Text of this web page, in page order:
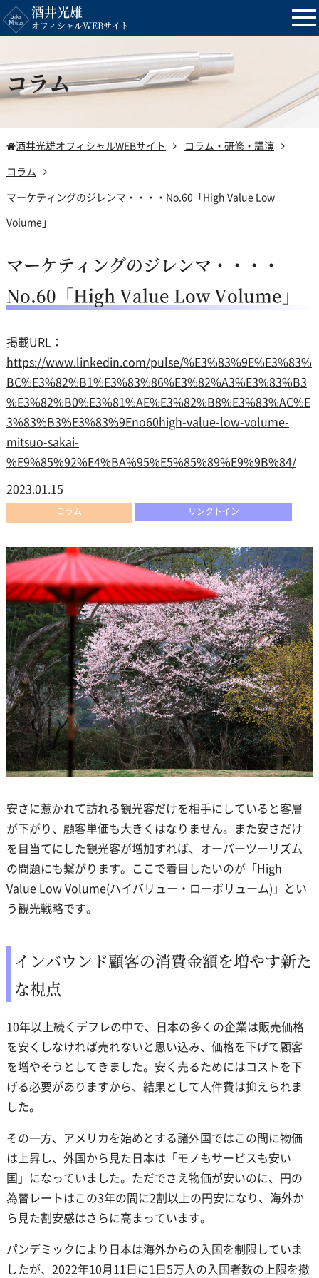
酒井光雄
オフィシャルWEBサイト
コラム
酒井光雄オフィシャルWEBサイト
コラム・研修・講演
コラム
マーケティングのジレンマ・・・・No.60「High Value Low
Volume」
マーケティングのジレンマ・・・・
No.60「High Value Low Volume」
掲載URL：
https://www.linkedin.com/pulse/%E3%83%9E%E3%83%
BC%E3%82%B1%E3%83%86%E3%82%A3%E3%83%B3
%E3%82%B0%E3%81%AE%E3%82%B8%E3%83%AC%E
3%83%B3%E3%83%9Eno60high-value-low-volume-
mitsuo-sakai-
%E9%85%92%E4%BA%95%E5%85%89%E9%9B%84/
2023.01.15
コラム リンクトイン
安さに惹かれて訪れる観光客だけを相手にしていると客層
が下がり、顧客単価も大きくはなりません。また安さだけ
を目当てにした観光客が増加すれば、オーバーツーリズム
の問題にも繋がります。ここで着目したいのが「High
Value Low Volume(ハイバリュー・ローボリューム)」とい
う観光戦略です。
インバウンド顧客の消費金額を増やす新た
な視点
10年以上続くデフレの中で、日本の多くの企業は販売価格
を安くしなければ売れないと思い込み、価格を下げて顧客
を増やそうとしてきました。安く売るためにはコストを下
げる必要がありますから、結果として人件費は抑えられま
した。
その一方、アメリカを始めとする諸外国ではこの間に物価
は上昇し、外国から見た日本は「モノもサービスも安い
国」になっていました。ただでさえ物価が安いのに、円の
為替レートはこの3年の間に2割以上の円安になり、海外か
ら見た割安感はさらに高まっています。
パンデミックにより日本は海外からの入国を制限していま
したが、2022年10月11日に1日5万人の入国者数の上限を撤